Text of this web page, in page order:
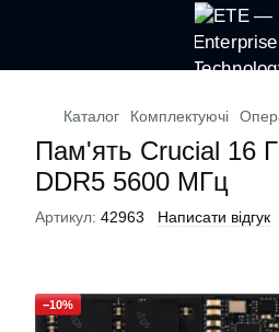
Каталог Комплектуючі
Пам'ять Crucial 16
DDR5 5600 МГц
Артикул: 42963 Написати відгук
−10%